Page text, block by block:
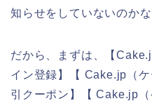
知らせをしていないのか
だから、まずは、【
イン登録】【 Cake.jp（
引クーポン】【 Cake.jp